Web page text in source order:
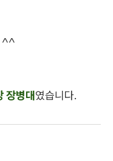
^^
장병대였습니다.